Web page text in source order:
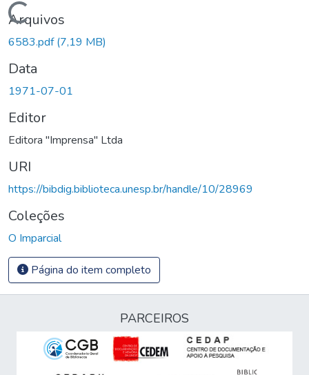
Carregando...
Arquivos
6583.pdf(7,19 MB)
Data
1971-07-01
Editor
Editora "Imprensa" Ltda
URI
https://bibdig.biblioteca.unesp.br/handle/10/28969
Coleções
O Imparcial
Página do item completo
PARCEIROS